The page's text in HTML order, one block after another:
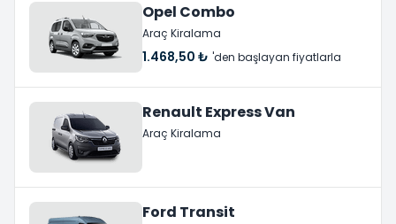
Opel Combo
Araç Kiralama
1.468,50 ₺ 'den başlayan fiyatlarla
Renault Express Van
Araç Kiralama
Ford Transit